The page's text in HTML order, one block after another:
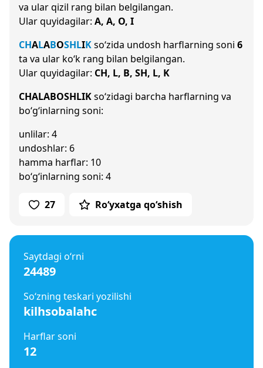
va ular qizil rang bilan belgilangan.
Ular quyidagilar: A, A, O, I
CHALABOSHLIKso‘zida undosh harflarning soni 6
ta va ular ko‘k rang bilan belgilangan.
Ular quyidagilar: CH, L, B, SH, L, K
CHALABOSHLIKso‘zidagi barcha harflarning va
bo‘g‘inlarning soni:
unlilar: 4
undoshlar: 6
hamma harflar: 10
bo‘g‘inlarning soni: 4
27 Ro‘yxatga qo‘shish
Saytdagi o‘rni
24489
So‘zning teskari yozilishi
kilhsobalahc
Harflar soni
12